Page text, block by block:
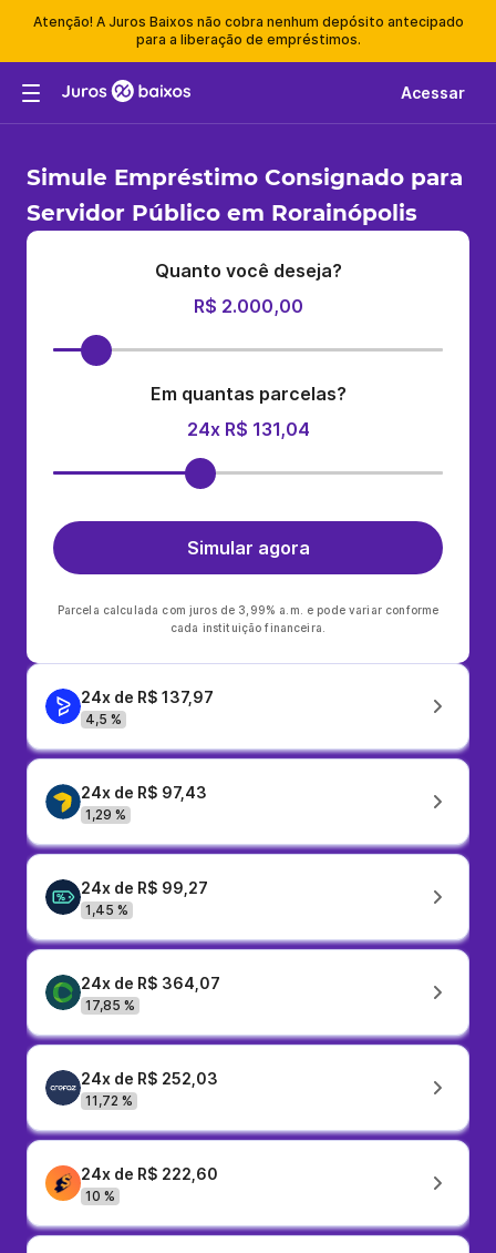
Atenção! A Juros Baixos não cobra nenhum depósito antecipado
para a liberação de empréstimos.
Acessar
Simule Empréstimo Consignado para
Servidor Público em Rorainópolis
Quanto você deseja?
R$ 2.000,00
Em quantas parcelas?
24x R$ 131,04
Simular agora
Parcela calculada com juros de 3,99% a.m. e pode variar conforme
cada instituição financeira.
24x de R$ 137,97
4,5 %
24x de R$ 97,43
1,29 %
24x de R$ 99,27
1,45 %
24x de R$ 364,07
17,85 %
24x de R$ 252,03
11,72 %
24x de R$ 222,60
10 %